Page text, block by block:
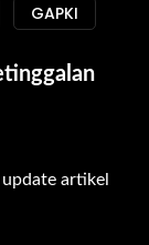
GAPKI
artikel